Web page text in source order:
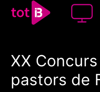
00:00 00:00
1x
XX
pastors de